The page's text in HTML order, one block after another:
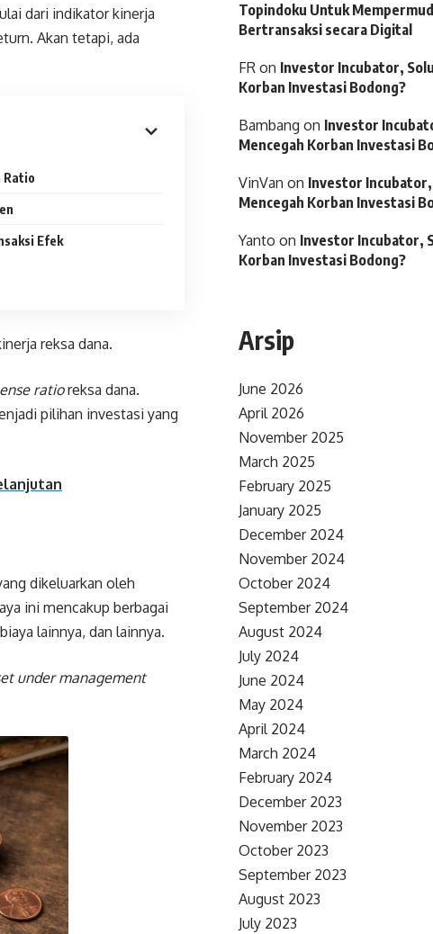
dari indikator kinerja
Akan tetapi, ada
Ratio
Efek
reksa dana.
ratioreksa dana.
pilihan investasi yang
dikeluarkan oleh
ini mencakup berbagai
lainnya, dan lainnya.
under management
Topindoku Untuk
Bertransaksi secara Digital
FRon Investor Incubator,
Korban Investasi Bodong?
Bambang on Investor
Mencegah Korban Investasi
VinVan on Investor
Mencegah Korban Investasi
Yanto on Investor Incubator,
Korban Investasi Bodong?
Arsip
June 2026
April 2026
November 2025
March 2025
February 2025
January 2025
December 2024
November 2024
October 2024
September 2024
August 2024
July 2024
June 2024
May 2024
April 2024
March 2024
February 2024
December 2023
November 2023
October 2023
September 2023
August 2023
July 2023